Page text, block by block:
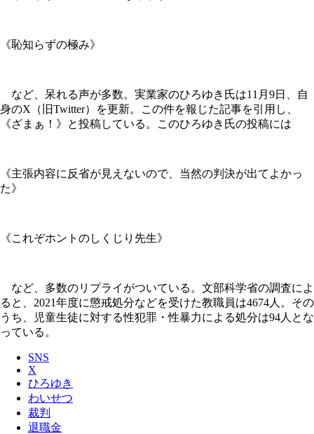
《恥知らずの極み》
など、呆れる声が多数。実業家のひろゆき氏は11月9日、自
身のX（旧Twitter）を更新。この件を報じた記事を引用し、
《ざまぁ！》と投稿している。このひろゆき氏の投稿には
《主張内容に反省が見えないので、当然の判決が出てよかっ
た》
《これぞホントのしくじり先生》
など、多数のリプライがついている。文部科学省の調査によ
ると、2021年度に懲戒処分などを受けた教職員は4674人。その
うち、児童生徒に対する性犯罪・性暴力による処分は94人とな
っている。
SNS
X
ひろゆき
わいせつ
裁判
退職金